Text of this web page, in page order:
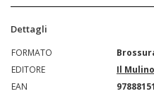
Dettagli
FORMATO
EDITORE
Il Mulino
EAN